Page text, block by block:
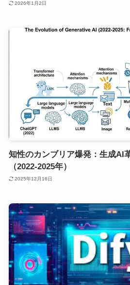
2026年1月2日
知性のカンブリア爆発：生成AI
（2022-2025年）
2025年12月16日